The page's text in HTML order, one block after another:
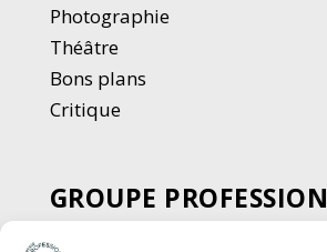
Photographie
Théâtre
Bons plans
Critique
GROUPE PROFESSION
SPECTACLE